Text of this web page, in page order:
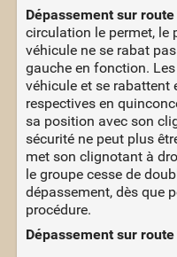
Dépassement sur
circulation le permet, le
véhicule ne se rabat
gauche en fonction.
véhicule et se rabattent
respectives en
sa position avec son
sécurité ne peut plus
met son clignotant à
le groupe cesse de
dépassement, dès que
procédure.
Dépassement sur